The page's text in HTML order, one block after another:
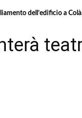
dell’edificio a